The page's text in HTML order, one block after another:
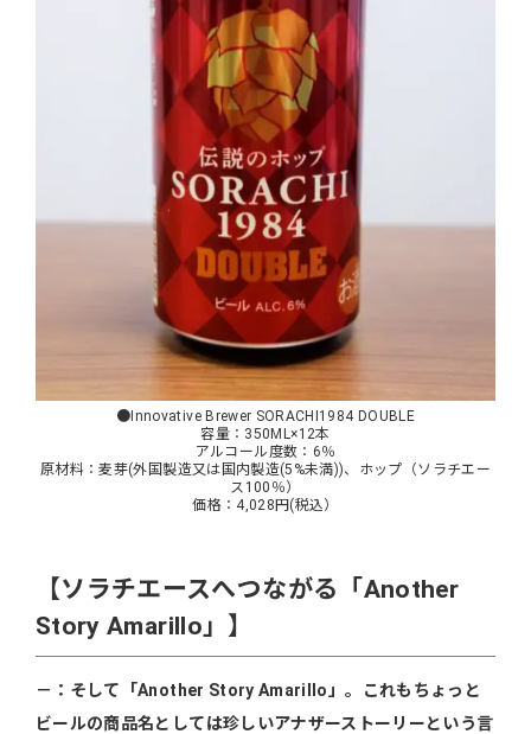
●Innovative Brewer SORACHI1984 DOUBLE
容量：350ML×12本
アルコール度数：6％
原材料：麦芽(外国製造又は国内製造(5%未満))、ホップ（ソラチエー
ス100％）
価格：4,028円(税込）
【ソラチエースへつながる「Another
Story Amarillo」】
－：そして「Another Story Amarillo」。これもちょっと
ビールの商品名としては珍しいアナザーストーリーという言